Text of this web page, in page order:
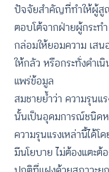
ปัจจัยสำคัญที่ทำให้ผู้สู
ตอบโต้จากฝ่ายผู้กระท
กล่อมให้ยอมความ เสน
ให้กลัว หรือกระทั่งดำเ
แพร่ข้อมูล
สมชายย้ำว่า ความรุนแ
นั้นเป็นอุดมการณ์ชนิดห
ความรุนแรงเหล่านี้ได้
มีนโยบาย ไม่ต้องแตะ